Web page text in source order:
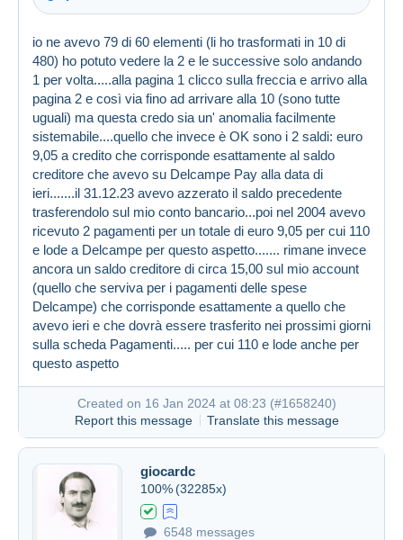
Created on 16 Jan 2024 at 07:46 #1658178
io ne avevo 79 di 60 elementi (li ho trasformati in 10 di
480) ho potuto vedere la 2 e le successive solo andando
1 per volta.....alla pagina 1 clicco sulla freccia e arrivo alla
pagina 2 e così via fino ad arrivare alla 10 (sono tutte
uguali) ma questa credo sia un' anomalia facilmente
sistemabile....quello che invece è OK sono i 2 saldi: euro
9,05 a credito che corrisponde esattamente al saldo
creditore che avevo su Delcampe Pay alla data di
ieri.......il 31.12.23 avevo azzerato il saldo precedente
trasferendolo sul mio conto bancario...poi nel 2004 avevo
ricevuto 2 pagamenti per un totale di euro 9,05 per cui 110
e lode a Delcampe per questo aspetto....... rimane invece
ancora un saldo creditore di circa 15,00 sul mio account
(quello che serviva per i pagamenti delle spese
Delcampe) che corrisponde esattamente a quello che
avevo ieri e che dovrà essere trasferito nei prossimi giorni
sulla scheda Pagamenti..... per cui 110 e lode anche per
questo aspetto
Created on 16 Jan 2024 at 08:23 (#1658240)
Report this message
Translate this message
giocardc
100% (32285x)
6548 messages